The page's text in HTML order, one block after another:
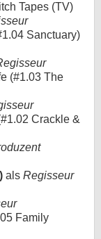
Tapes (TV)
Sanctuary)
(#1.03 The
Crackle &
als Regisseur
Family